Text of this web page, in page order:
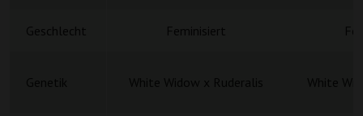
Geschlecht Feminisiert